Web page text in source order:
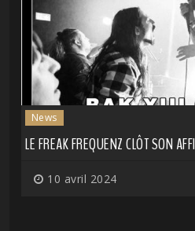
News
LE FREAK FREQUENZ CLÔT SON
10 avril 2024